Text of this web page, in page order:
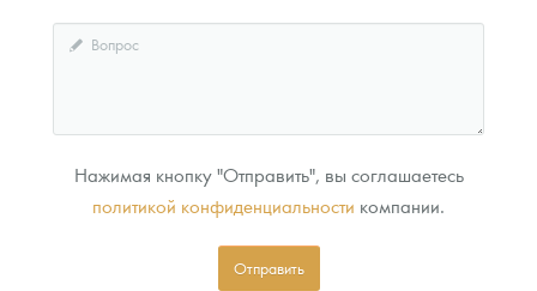
Нажимая кнопку "Отправить", вы соглашаетесь
политикой конфиденциальности компании.
Отправить